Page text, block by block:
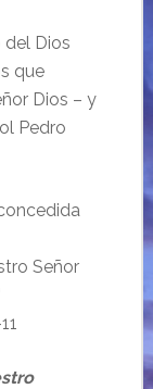
del Dios
que
Dios – y
Pedro
Señor